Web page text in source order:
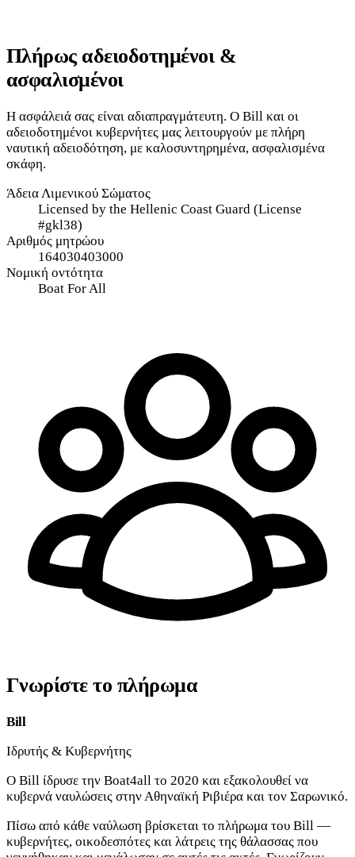
Πλήρως αδειοδοτημένοι &
ασφαλισμένοι
Η ασφάλειά σας είναι αδιαπραγμάτευτη. Ο Bill και οι
αδειοδοτημένοι κυβερνήτες μας λειτουργούν με πλήρη
ναυτική αδειοδότηση, με καλοσυντηρημένα, ασφαλισμένα
σκάφη.
Άδεια Λιμενικού Σώματος
Licensed by the Hellenic Coast Guard (License
#gkl38)
Αριθμός μητρώου
164030403000
Νομική οντότητα
Boat For All
Γνωρίστε το πλήρωμα
Bill
Ιδρυτής & Κυβερνήτης
Ο Bill ίδρυσε την Boat4all το 2020 και εξακολουθεί να
κυβερνά ναυλώσεις στην Αθηναϊκή Ριβιέρα και τον Σαρωνικό.
Πίσω από κάθε ναύλωση βρίσκεται το πλήρωμα του Bill —
κυβερνήτες, οικοδεσπότες και λάτρεις της θάλασσας που